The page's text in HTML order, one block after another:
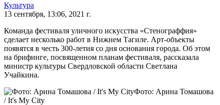
Культура
13 сентября, 13:06, 2021 г.
Команда фестиваля уличного искусства «Стенограффия»
сделает несколько работ в Нижнем Тагиле. Арт-объекты
появятся в честь 300-летия со дня основания города. Об этом
на брифинге, посвященном планам фестиваля, рассказала
министр культуры Свердловской области Светлана
Учайкина.
Фото: Арина Томашова
/ It's My City